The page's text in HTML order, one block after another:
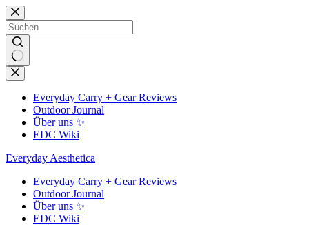
Zum
Inhalt
springen
Keine
Ergebnisse
Everyday Carry + Gear Reviews
Outdoor Journal
Über uns ✨
EDC Wiki
Everyday Aesthetica
Everyday Carry + Gear Reviews
Outdoor Journal
Über uns ✨
EDC Wiki